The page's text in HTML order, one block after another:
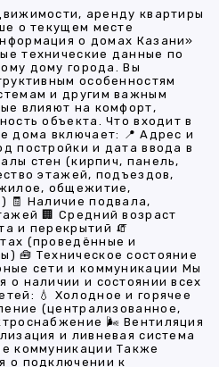
аренду квартиры
о текущем месте
о домах Казани»
технические данные по
дому города. Вы
особенностям
и другим важным
влияют на комфорт,
объекта. Что входит в
дома включает: 📍 Адрес и
постройки и дата ввода в
стен (кирпич, панель,
этажей, подъездов,
общежитие,
🧾 Наличие подвала,
🏢 Средний возраст
и перекрытий 🧯
(проведённые и
🧰 Техническое состояние
сети и коммуникации Мы
о наличии и состоянии всех
💧 Холодное и горячее
(централизованное,
🌬 Вентиляция
и ливневая система
коммуникации Также
о подключении к